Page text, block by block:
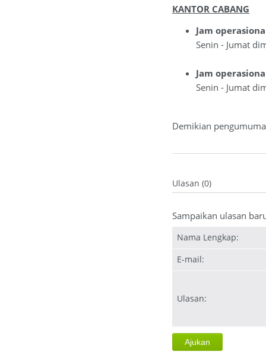
KANTOR CABANG
Jam
Senin - Jumat
Jam
Senin - Jumat
Demikian
Ulasan (0)
Sampaikan ulasan
Nama Lengkap:
E-mail:
Ulasan: